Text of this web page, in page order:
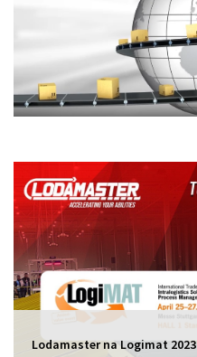
Lodamaster na Logimat 2023